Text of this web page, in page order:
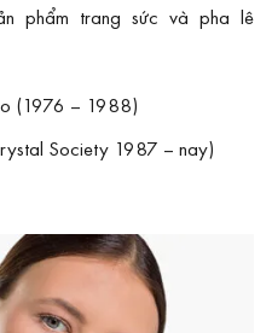
phẩm trang sức và pha lê
(1976 – 1988)
Society 1987 – nay)